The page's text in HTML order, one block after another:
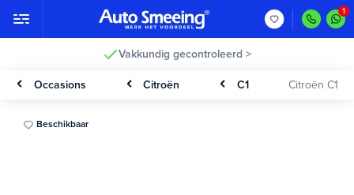
Vakkundig gecontroleerd >
Occasions Citroën C1 Citroën C1
Beschikbaar